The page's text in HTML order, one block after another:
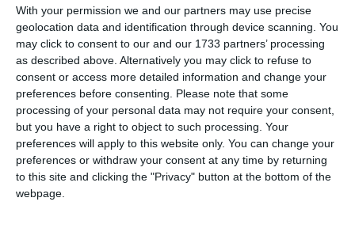
With your permission we and our partners may use precise
geolocation data and identification through device scanning. You
may click to consent to our and our 1733 partners’ processing
as described above. Alternatively you may click to refuse to
consent or access more detailed information and change your
preferences before consenting.
Please note that some
processing of your personal data may not require your consent,
but you have a right to object to such processing. Your
preferences will apply to this website only. You can change your
preferences or withdraw your consent at any time by returning
to this site and clicking the "Privacy" button at the bottom of the
webpage.
Comentariu
Am citit si sunt de acord curegulile de postare
Acest formular colectează numele, e-mailul şi conținutul mesajului, astfel încât
să putem urmări comentariile tale pe site. Nu vom folosi datele tale în alt scop.
Pentru mai multe informaţii, consultă politica noastră de confidenţialitate, unde vei
primi mai multe privind informaţii despre cum și de ce stocăm datele tale.